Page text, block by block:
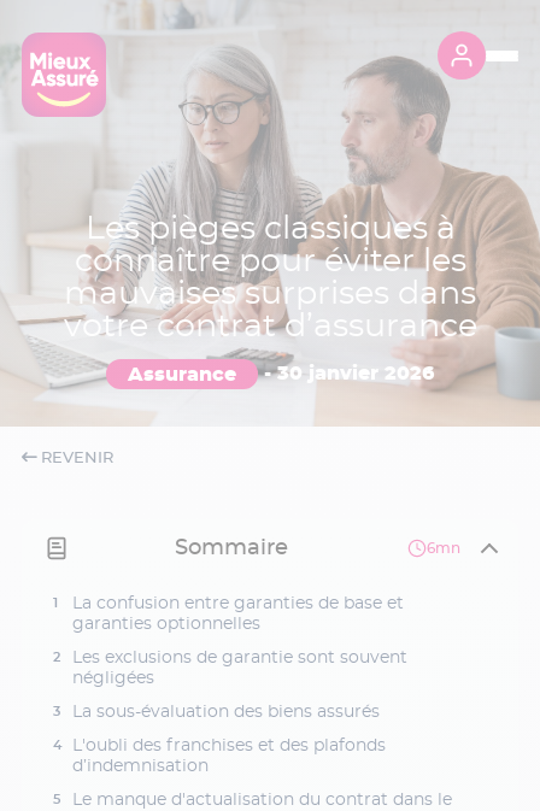
Les pièges classiques à
connaître pour éviter les
mauvaises surprises dans
votre contrat d’assurance
Assurance -30 janvier 2026
REVENIR
Sommaire 6mn
La confusion entre garanties de base et
garanties optionnelles
Les exclusions de garantie sont souvent
négligées
La sous-évaluation des biens assurés
L'oubli des franchises et des plafonds
d’indemnisation
Le manque d'actualisation du contrat dans le